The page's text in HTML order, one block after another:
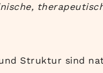
Struktur sind